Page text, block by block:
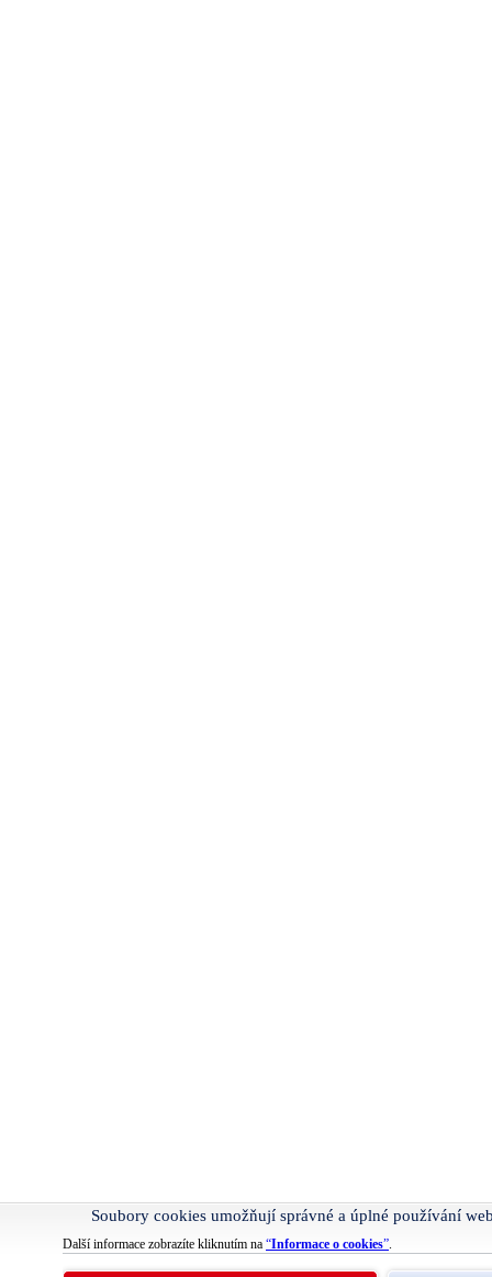
Soubory cookies umožňují správné a úplné používání
Další informace zobrazíte kliknutím na “Informace o cookies”.